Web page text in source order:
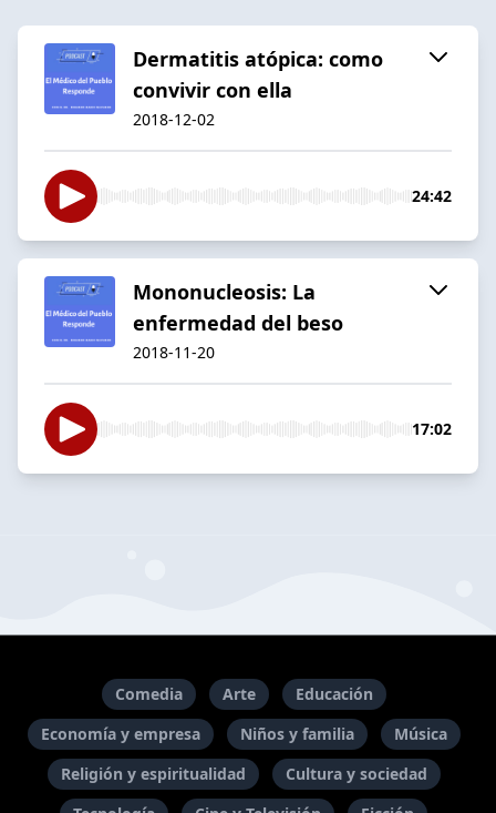
Dermatitis atópica: como
convivir con ella
2018-12-02
24:42
Mononucleosis: La
enfermedad del beso
2018-11-20
17:02
Comedia Arte
Educación
Economía y empresa
Niños y familia
Música
Religión y espiritualidad
Cultura y sociedad